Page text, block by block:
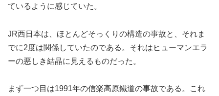
ているように感じていた。
JR西日本は、ほとんどそっくりの構造の事故と、それま
でに2度は関係していたのである。それはヒューマンエラ
ーの悪しき結晶に見えるものだった。
まず一つ目は1991年の信楽高原鐵道の事故である。これ